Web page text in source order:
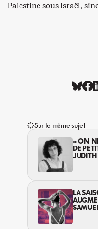
Palestine sous Israël,
Sur le même sujet
« ON
DE
AVEC
JUDITH
LA